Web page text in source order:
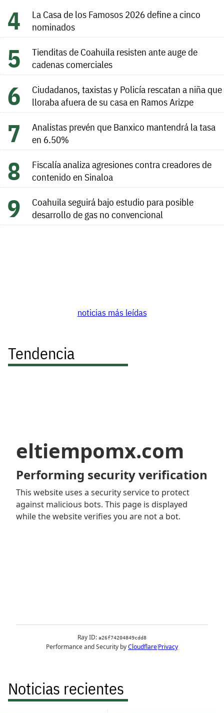
La Casa de los Famosos 2026 define a cinco
nominados
Tienditas de Coahuila resisten ante auge de
cadenas comerciales
Ciudadanos, taxistas y Policía rescatan a niña que
lloraba afuera de su casa en Ramos Arizpe
Analistas prevén que Banxico mantendrá la tasa
en 6.50%
Fiscalía analiza agresiones contra creadores de
contenido en Sinaloa
Coahuila seguirá bajo estudio para posible
desarrollo de gas no convencional
noticias más leídas
Tendencia
Noticias recientes